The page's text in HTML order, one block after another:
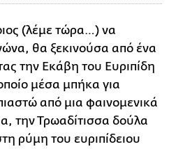
(λέμε τώρα…) να
θα ξεκινούσα από ένα
την Εκάβη του Ευριπίδη
μέσα μπήκα για
από μια φαινομενικά
την Τρωαδίτισσα δούλα
ρύμη του ευριπίδειου